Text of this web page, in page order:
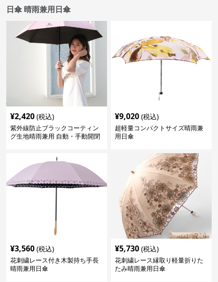
日傘 晴雨兼用日傘
¥2,420 (税込)
紫外線防止ブラックコーティン
グ生地晴雨兼用 自動・手動開閉
¥9,020 (税込)
超軽量コンパクトサイズ晴雨兼
用日傘
¥3,560 (税込)
花刺繍レース付き木製持ち手長
晴雨兼用日傘
¥5,730 (税込)
花刺繍レース縁取り軽量折りた
たみ晴雨兼用日傘